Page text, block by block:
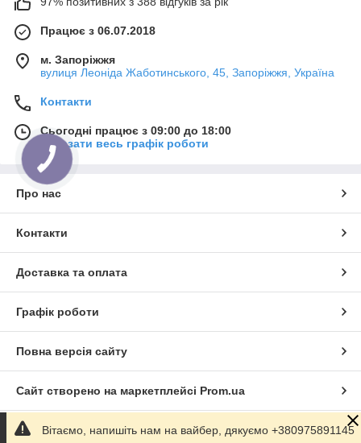
Працює з 06.07.2018
м. Запоріжжя
вулиця Леоніда Жаботинського, 45, Запоріжжя, Україна
Контакти
Сьогодні працює з 09:00 до 18:00
Показати весь графік роботи
Про нас
Контакти
Доставка та оплата
Графік роботи
Повна версія сайту
Сайт створено на маркетплейсі Prom.ua
Політика конфіденційності
Вітаємо, напишіть нам на вайбер, дякуємо +380975891145